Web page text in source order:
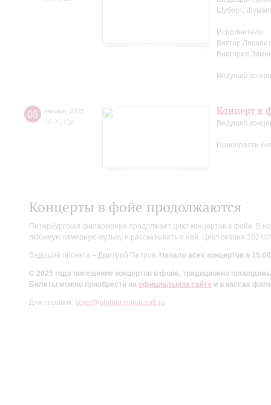
Шуберт,
Исполнители:
Виктор Лисняк
Виктория
Ведущий
08 января 2025
15:00 Ср
Концерт в
Ведущий
Приобрести
Концерты в фойе продолжаются
Петербургская филармония продолжает цикл концертов в фойе. В
любимую камерную музыку и рассказывать о ней. Цикл сезона
Ведущий проекта – Дмитрий Петров. Начало всех концертов в
С 2025 года посещение концертов в фойе, традиционно
Билеты можно приобрести на официальном сайте и в кассах
Для справок: ticket@philharmonia.spb.ru